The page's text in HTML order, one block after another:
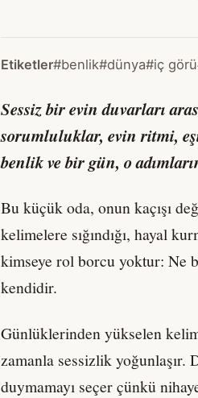
Etiketler#benlik#dünya#iç görü
Sessiz bir evin duvarları
sorumluluklar, evin ritmi,
benlik ve bir gün, o
Bu küçük oda, onun kaçışı
kelimelere sığındığı, hayal
kimseye rol borcu yoktur: Ne
kendidir.
Günlüklerinden yükselen
zamanla sessizlik yoğunlaşır.
duymamayı seçer çünkü